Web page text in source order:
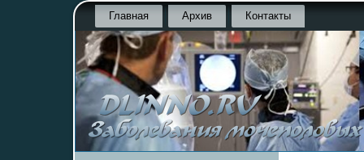
Главная Архив Контакты